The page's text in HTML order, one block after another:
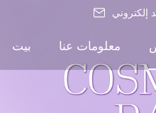
بيت معلومات عنا